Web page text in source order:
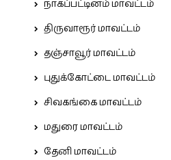
நாகப்பட்டினம் மாவட்டம்
திருவாரூர் மாவட்டம்
தஞ்சாவூர் மாவட்டம்
புதுக்கோட்டை மாவட்டம்
சிவகங்கை மாவட்டம்
மதுரை மாவட்டம்
தேனி மாவட்டம்